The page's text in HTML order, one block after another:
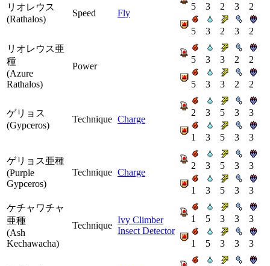
リオレウス
(Rathalos)
Speed Fly
5 3 2 3 2
5 3 2 3
2
リオレウス亜
種
(Azure
Rathalos)
Power
5 3 3 2 2
5 3 3 2 2
ゲリョス
(Gypceros)
Technique Charge
2 3 5 3 3
1 3 5 3 3
ゲリョス亜種
(Purple
Gypceros)
Technique Charge
2 3 5 3 3
1 3 5 3
3
ケチャワチャ
亜種
(Ash
Kechawacha)
Technique
Ivy Climber
Insect Detector
1 5 3 3 3
1 5 3 3 3